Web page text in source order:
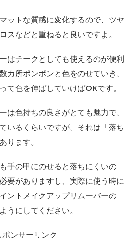
ットな質感に変化するので、ツヤ
スなどと重ねると良いですよ。
はチークとしても使えるのが便利
カ所ポンポンと色をのせていき、
て色を伸ばしていけばOKです。
は色持ちの良さがとても魅力で、
いるくらいですが、それは「落ち
ります。
手の甲にのせると落ちにくいの
要がありますし、実際に使う時に
ントメイクアップリムーバーの
うにしてください。
ポンサーリンク